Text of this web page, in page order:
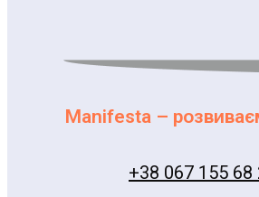
Manifesta –
+38 067 155 68